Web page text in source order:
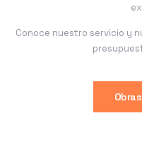
Conoce nuestro servicio y